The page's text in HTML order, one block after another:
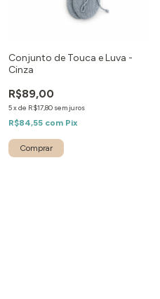
Conjunto de Touca e Luva -
Cinza
R$89,00
5xde R$17,80 sem juros
R$84,55 com Pix